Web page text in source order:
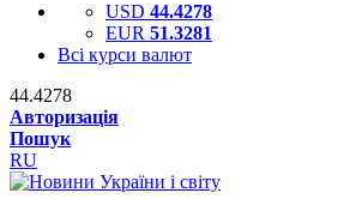
USD 44.4278
EUR 51.3281
Всі курси валют
44.4278
Авторизація
Пошук
RU